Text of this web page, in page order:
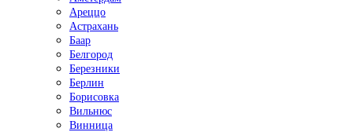
Ареццо
Астрахань
Баар
Белгород
Березники
Берлин
Борисовка
Вильнюс
Винница